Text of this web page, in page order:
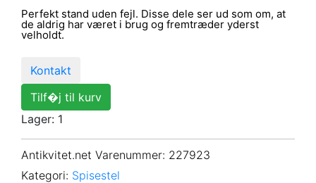
Perfekt stand uden fejl. Disse dele ser ud som om, at
de aldrig har været i brug og fremtræder yderst
velholdt.
Kontakt
Tilf�j til kurv
Lager: 1
Antikvitet.net Varenummer: 227923
Kategori: Spisestel